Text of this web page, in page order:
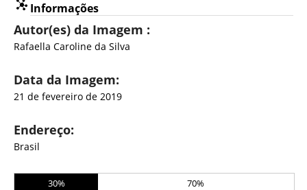
Informações
Autor(es) da Imagem :
Rafaella Caroline da Silva
Data da Imagem:
21 de fevereiro de 2019
Endereço:
Brasil
30% 70%